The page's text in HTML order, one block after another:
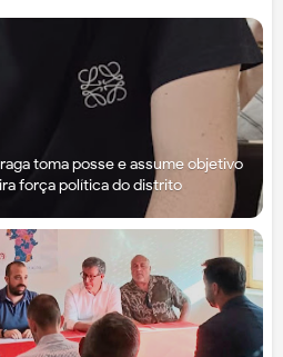
toma posse e assume objetivo
força política do distrito